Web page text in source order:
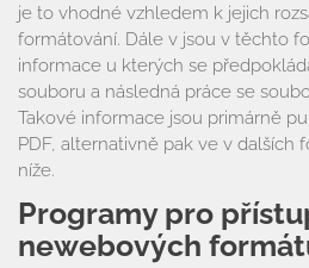
je to vhodné vzhledem k jejich
formátování. Dále v jsou v těchto
informace u kterých se
souboru a následná práce se
Takové informace jsou primárně
PDF, alternativně pak ve v dalších
níže.
Programy pro
newebových